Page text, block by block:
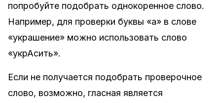
попробуйте подобрать однокоренное слово.
Например, для проверки буквы «а» в слове
«украшение» можно использовать слово
«укрАсить».
Если не получается подобрать проверочное
слово, возможно, гласная является